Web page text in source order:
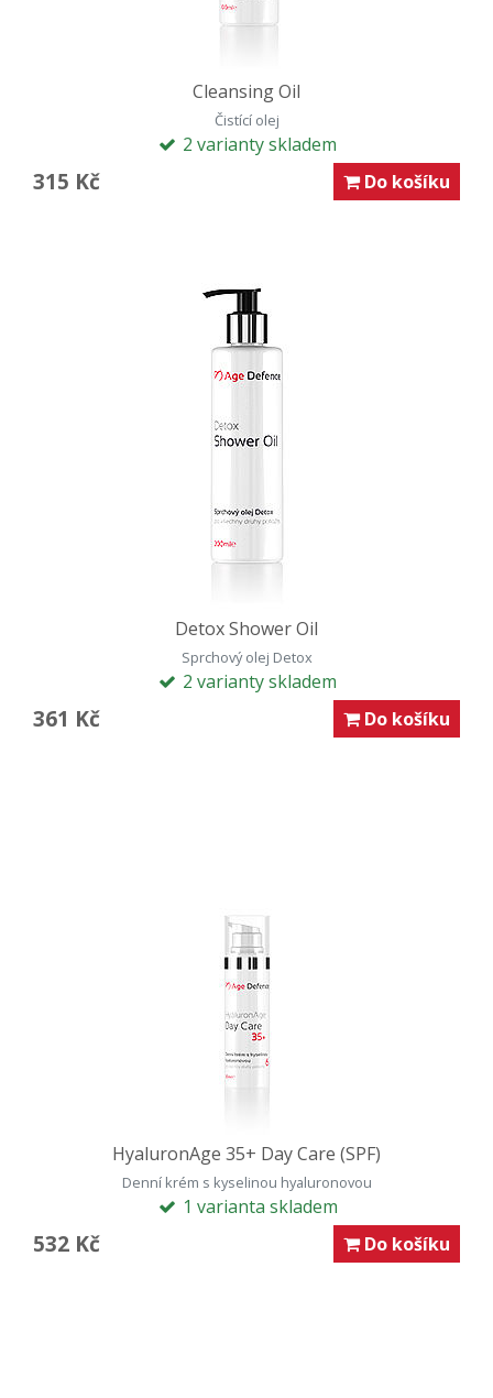
Cleansing Oil
Čistící olej
2 varianty skladem
315 Kč Do košíku
Detox Shower Oil
Sprchový olej Detox
2 varianty skladem
361 Kč Do košíku
HyaluronAge 35+ Day Care (SPF)
Denní krém s kyselinou hyaluronovou
1 varianta skladem
532 Kč Do košíku